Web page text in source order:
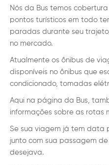
Nós da Bus temos
pontos turísticos em todo
paradas durante seu
no mercado.
Atualmente os ônibus de
disponíveis no ônibus que
condicionado, tomadas
Aqui na página da Bus,
informações sobre as
Se sua viagem já tem data
junto com sua passagem
desejava.